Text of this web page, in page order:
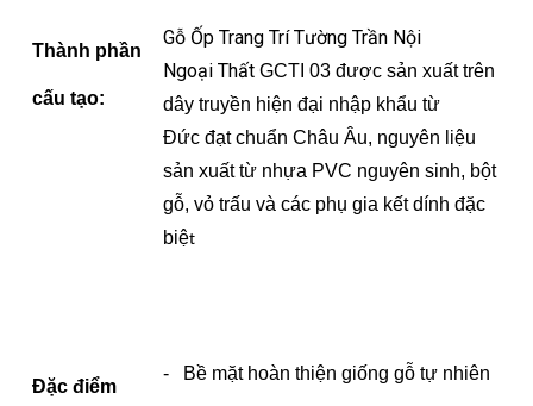
Thành phần
cấu tạo:
Gỗ Ốp Trang Trí Tường Trần Nội
Ngoại ThấtGCTI 03 được sản xuất trên
dây truyền hiện đại nhập khẩu từ
Đức đạt chuẩn Châu Âu, nguyên liệu
sản xuất từ nhựa PVC nguyên sinh, bột
gỗ, vỏ trấu và các phụ gia kết dính đặc
biệt
Đặc điểm
- Bề mặt hoàn thiện giống gỗ tự nhiên